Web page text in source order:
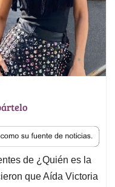
de ¿Quién es la
que Aída Victoria